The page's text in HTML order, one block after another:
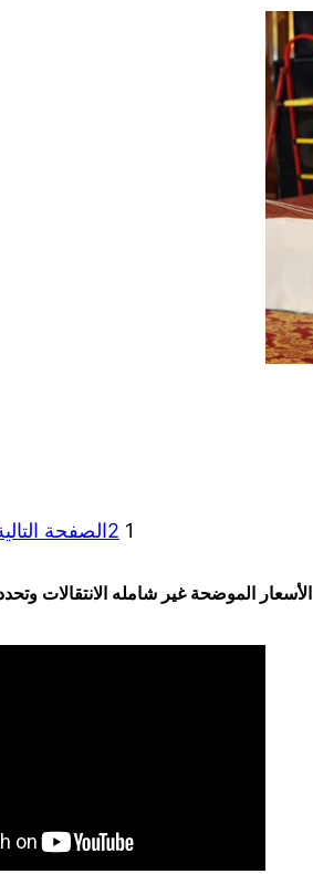
1
2الصفحة
الأسعار الموضحة غير شامله الانتقالات